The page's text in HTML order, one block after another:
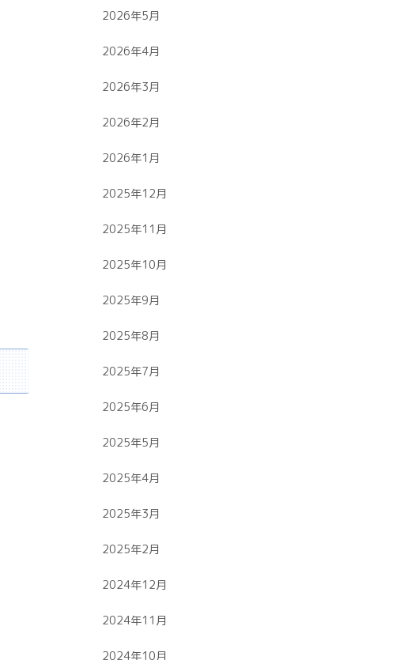
2026年5月
2026年4月
2026年3月
2026年2月
2026年1月
2025年12月
2025年11月
2025年10月
2025年9月
2025年8月
2025年7月
2025年6月
2025年5月
2025年4月
2025年3月
2025年2月
2024年12月
2024年11月
2024年10月